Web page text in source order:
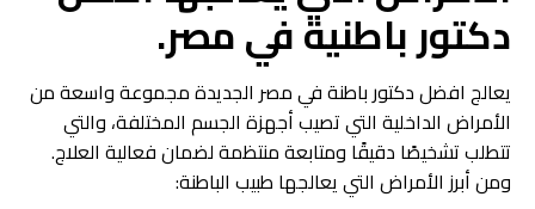
دكتور باطنية في مصر.
يعالج افضل دكتور باطنة في مصر الجديدة مجموعة واسعة من
الأمراض الداخلية التي تصيب أجهزة الجسم المختلفة، والتي
تتطلب تشخيصًا دقيقًا ومتابعة منتظمة لضمان فعالية العلاج.
ومن أبرز الأمراض التي يعالجها طبيب الباطنة: